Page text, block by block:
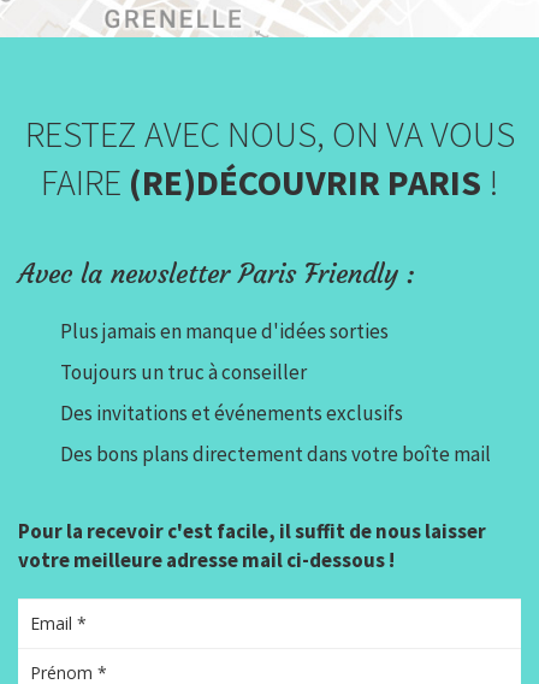
RESTEZ AVEC NOUS, ON VA VOUS
FAIRE (RE)DÉCOUVRIR PARIS !
Avec la newsletter Paris Friendly :
Plus jamais en manque d'idées sorties
Toujours un truc à conseiller
Des invitations et événements exclusifs
Des bons plans directement dans votre boîte mail
Pour la recevoir c'est facile, il suffit de nous laisser
votre meilleure adresse mail ci-dessous !